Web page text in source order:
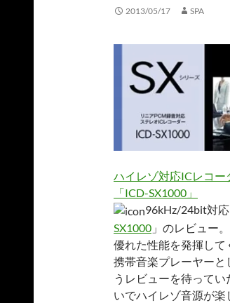
2013/05/17 SPA
ハイレゾ対応ICレコ
「ICD-SX1000」
96kHz/24bit対
SX1000 」のレビュー
優れた性能を発揮し
携帯音楽プレーヤー
うレビューを待って
いでハイレゾ音源が